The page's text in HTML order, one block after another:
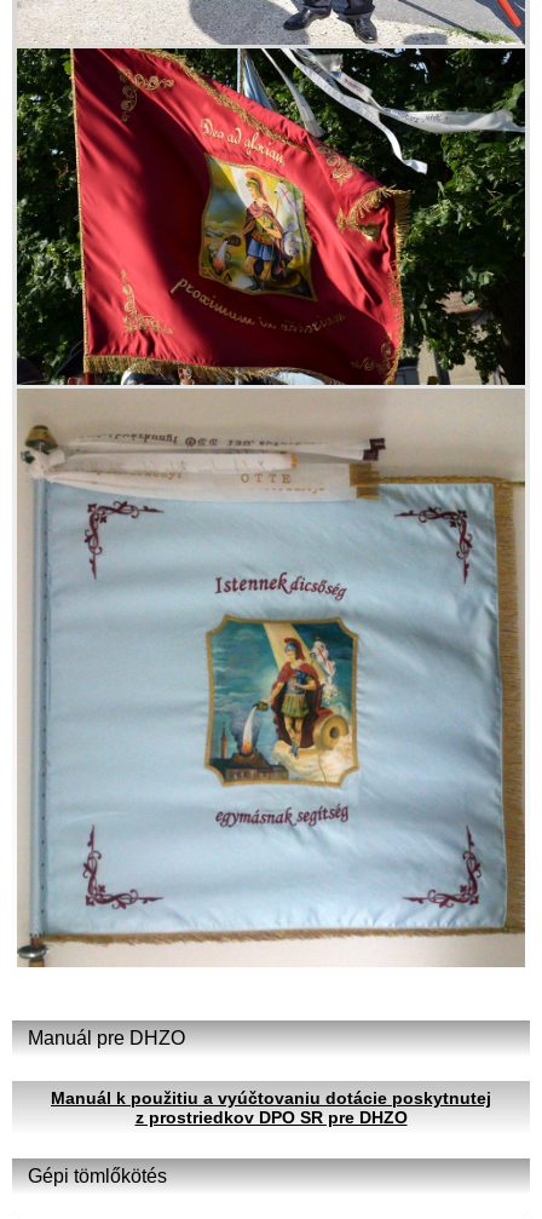
Manuál pre DHZO
Manuál k použitiu a vyúčtovaniu dotácie poskytnutej
z prostriedkov DPO SR pre DHZO
Gépi tömlőkötés